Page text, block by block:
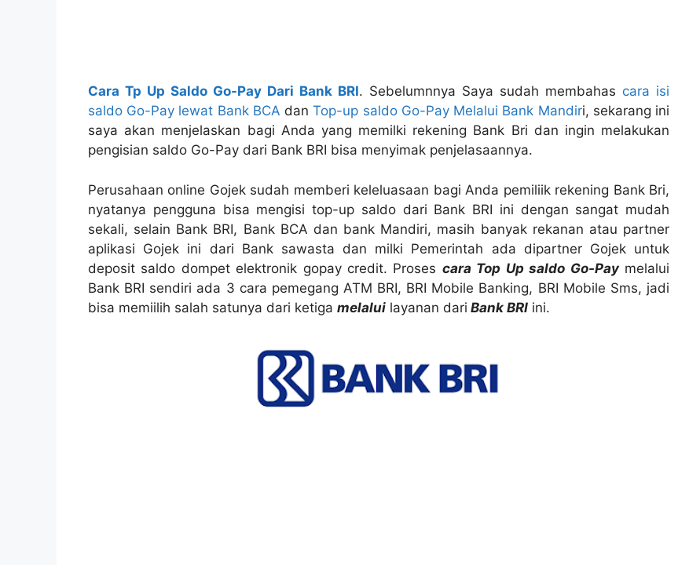
Cara Tp Up Saldo Go-Pay Dari Bank BRI. Sebelumnnya Saya sudah membahas cara isi
saldo Go-Pay lewat Bank BCA danTop-up saldo Go-Pay Melalui Bank Mandiri, sekarang ini
saya akan menjelaskan bagi Anda yang memilki rekening Bank Bri dan ingin melakukan
pengisian saldo Go-Pay dari Bank BRI bisa menyimak penjelasaannya.
Perusahaan online Gojek sudah memberi keleluasaan bagi Anda pemiliik rekening Bank Bri,
nyatanya pengguna bisa mengisi top-up saldo dari Bank BRI ini dengan sangat mudah
sekali, selain Bank BRI, Bank BCA dan bank Mandiri, masih banyak rekanan atau partner
aplikasi Gojek ini dari Bank sawasta dan milki Pemerintah ada dipartner Gojek untuk
deposit saldo dompet elektronik gopay credit. Proses cara Top Up saldo Go-Paymelalui
Bank BRI sendiri ada 3 cara pemegang ATM BRI, BRI Mobile Banking, BRI Mobile Sms, jadi
bisa memiilih salah satunya dari ketiga melalui layanan dari Bank BRI ini.